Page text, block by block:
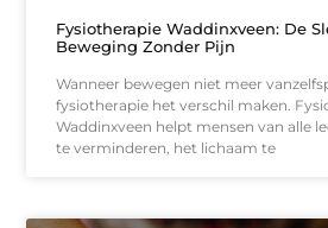
Fysiotherapie Waddinxveen: De
Beweging Zonder Pijn
Wanneer bewegen niet meer
fysiotherapie het verschil maken.
Waddinxveen helpt mensen van alle
te verminderen, het lichaam te